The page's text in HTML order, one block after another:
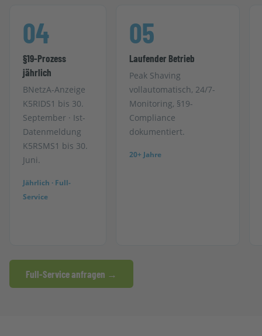
04
§19-Prozess
jährlich
BNetzA-Anzeige
K5RIDS1 bis 30.
September · Ist-
Datenmeldung
K5RSMS1 bis 30.
Juni.
Jährlich · Full-
Service
05
Laufender Betrieb
Peak Shaving
vollautomatisch, 24/7-
Monitoring, §19-
Compliance
dokumentiert.
20+ Jahre
Full-Service anfragen →